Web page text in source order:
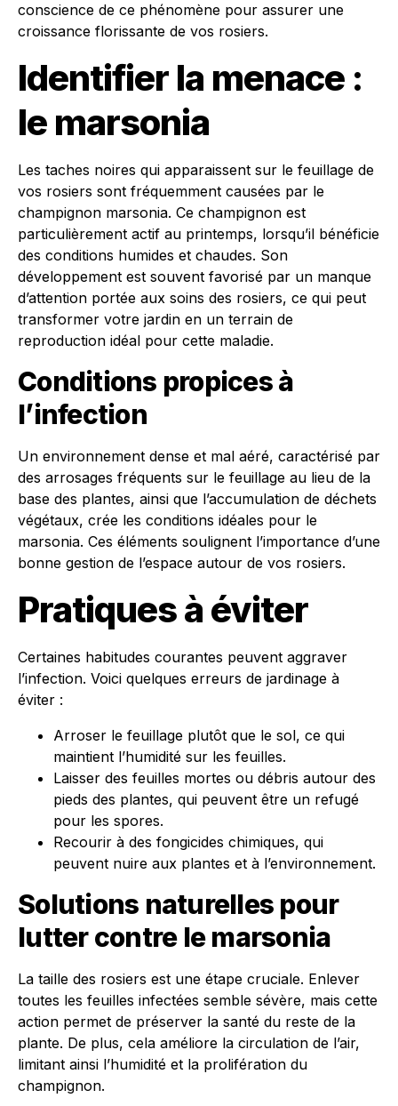
conscience de ce phénomène pour assurer une
croissance florissante de vos rosiers.
Identifier la menace :
le marsonia
Les taches noires qui apparaissent sur le feuillage de
vos rosiers sont fréquemment causées par le
champignon marsonia. Ce champignon est
particulièrement actif au printemps, lorsqu’il bénéficie
des conditions humides et chaudes. Son
développement est souvent favorisé par un manque
d’attention portée aux soins des rosiers, ce qui peut
transformer votre jardin en un terrain de
reproduction idéal pour cette maladie.
Conditions propices à
l’infection
Un environnement dense et mal aéré, caractérisé par
des arrosages fréquents sur le feuillage au lieu de la
base des plantes, ainsi que l’accumulation de déchets
végétaux, crée les conditions idéales pour le
marsonia. Ces éléments soulignent l’importance d’une
bonne gestion de l’espace autour de vos rosiers.
Pratiques à éviter
Certaines habitudes courantes peuvent aggraver
l’infection. Voici quelques erreurs de jardinage à
éviter :
Arroser le feuillage plutôt que le sol, ce qui
maintient l’humidité sur les feuilles.
Laisser des feuilles mortes ou débris autour des
pieds des plantes, qui peuvent être un refugé
pour les spores.
Recourir à des fongicides chimiques, qui
peuvent nuire aux plantes et à l’environnement.
Solutions naturelles pour
lutter contre le marsonia
La taille des rosiers est une étape cruciale. Enlever
toutes les feuilles infectées semble sévère, mais cette
action permet de préserver la santé du reste de la
plante. De plus, cela améliore la circulation de l’air,
limitant ainsi l’humidité et la prolifération du
champignon.